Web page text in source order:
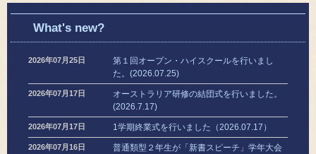
What's new?
2026年07月25日
第１回オープン・ハイスクールを行いまし
た。(2026.07.25)
2026年07月17日
オーストラリア研修の結団式を行いました。
(2026.7.17)
2026年07月17日 1学期終業式を行いました（2026.07.17）
2026年07月16日
普通類型２年生が「新書スピーチ」学年大会